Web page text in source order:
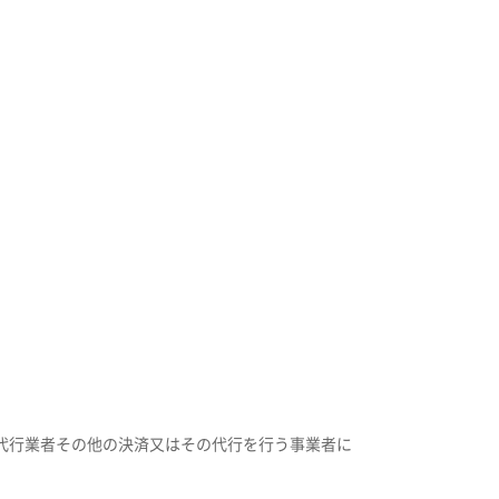
業者その他の決済又はその代行を行う事業者に